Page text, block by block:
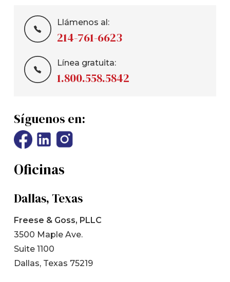
Llámenos al:
214-761-6623
Línea gratuita:
1.800.558.5842
Síguenos en:
Oficinas
Dallas, Texas
Freese & Goss, PLLC
3500 Maple Ave.
Suite 1100
Dallas, Texas 75219